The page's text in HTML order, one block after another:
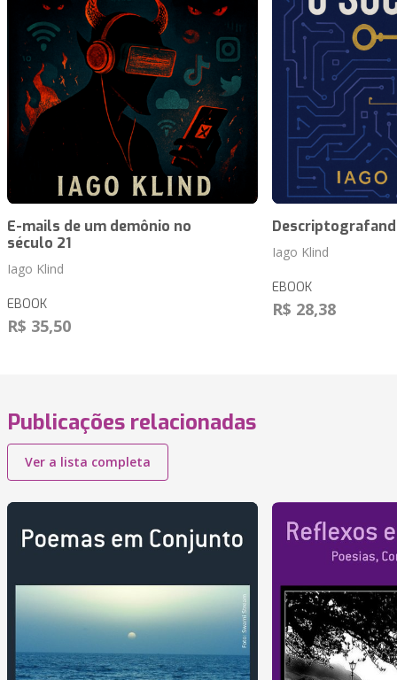
E-mails de um demônio no
século 21
Iago Klind
EBOOK
R$ 35,50
Iago Klind
EBOOK
R$ 28,38
Publicações relacionadas
Ver a lista completa